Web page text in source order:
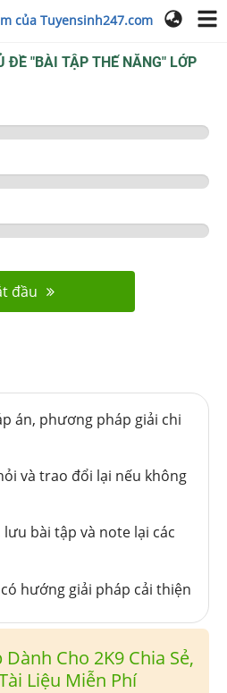
của Tuyensinh247.com
ĐỀ "BÀI TẬP THẾ NĂNG" LỚP
đầu
án, phương pháp giải chi
và trao đổi lại nếu không
bài tập và note lại các
hướng giải pháp cải thiện
Cho 2K9 Chia Sẻ,
Liệu Miễn Phí